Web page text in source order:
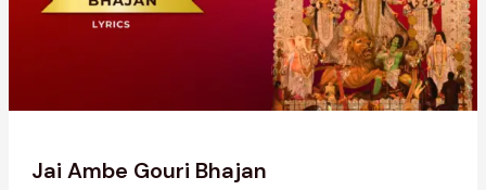
Jai Ambe Gouri Bhajan